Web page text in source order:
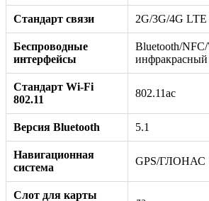
Стандарт связи 2G/3G/4G LTE
Беспроводные
интерфейсы
Bluetooth/
Стандарт Wi-Fi
802.11
802.11ac
Версия Bluetooth 5.1
Навигационная
система
GPS/ГЛОНАС
Слот для карты